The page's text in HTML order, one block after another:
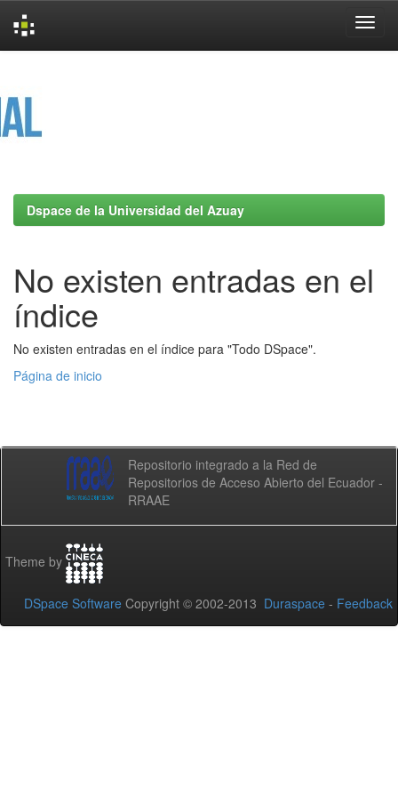
Dspace de la Universidad del Azuay
No existen entradas en el
índice
No existen entradas en el índice para "Todo DSpace".
Página de inicio
Repositorio integrado a la Red de
Repositorios de Acceso Abierto del Ecuador -
RRAAE
Theme by
DSpace Software Copyright © 2002-2013 Duraspace - Feedback